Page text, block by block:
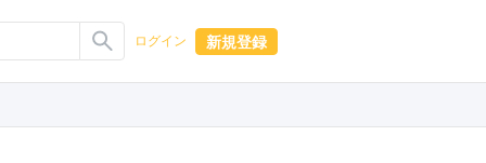
ログイン 新規登録